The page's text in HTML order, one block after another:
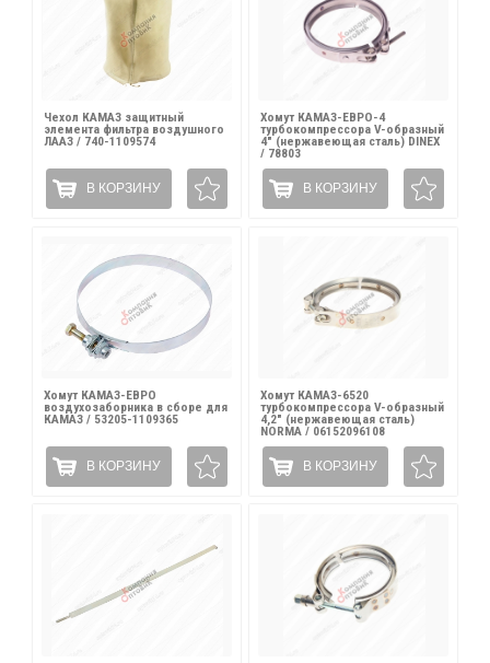
Чехол КАМАЗ защитный
элемента фильтра воздушного
ЛААЗ / 740-1109574
В КОРЗИНУ
Хомут КАМАЗ-ЕВРО-4
турбокомпрессора V-образный
4" (нержавеющая сталь) DINEX
/ 78803
В КОРЗИНУ
Хомут КАМАЗ-ЕВРО
воздухозаборника в сборе для
КАМАЗ / 53205-1109365
В КОРЗИНУ
Хомут КАМАЗ-6520
турбокомпрессора V-образный
4,2" (нержавеющая сталь)
NORMA / 06152096108
В КОРЗИНУ